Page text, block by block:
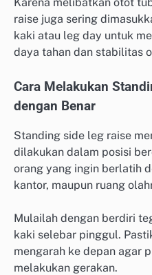
Karena melibatkan otot
raise juga sering
kaki atau leg day untuk
daya tahan dan stabilitas
Cara Melakukan
dengan Benar
Standing side leg raise
dilakukan dalam posisi
orang yang ingin berlatih
kantor, maupun ruang
Mulailah dengan berdiri
kaki selebar pinggul.
mengarah ke depan agar
melakukan gerakan.